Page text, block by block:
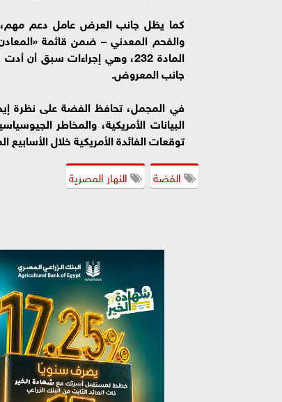
كما يظل جانب العرض عامل دعم مهم،
والفحم المعدني – ضمن قائمة
المادة 232، وهي إجراءات
جانب المعروض.
في المجمل، تحافظ الفضة على نظرة
البيانات الأمريكية، والمخاطر
توقعات الفائدة الأمريكية خلال الأسابيع
الفضة النهار المصرية